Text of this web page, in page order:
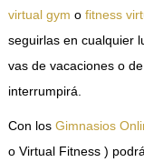
virtual gym o fitness
seguirlas en cualquier
vas de vacaciones o
interrumpirá.
Con los Gimnasios
o Virtual Fitness )